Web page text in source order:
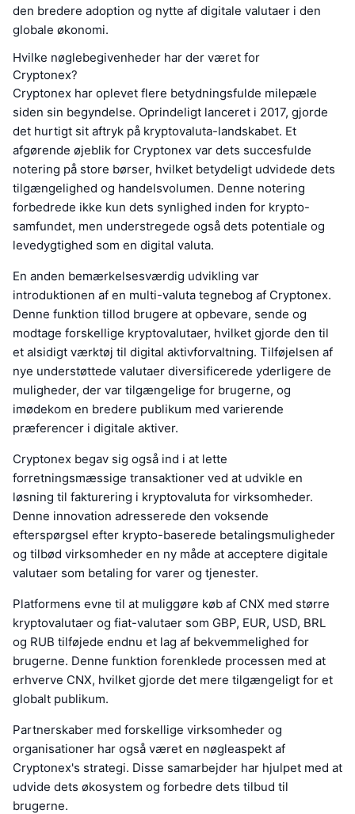
den bredere adoption og nytte af digitale valutaer i den
globale økonomi.
Hvilke nøglebegivenheder har der været for
Cryptonex?
Cryptonex har oplevet flere betydningsfulde milepæle
siden sin begyndelse. Oprindeligt lanceret i 2017, gjorde
det hurtigt sit aftryk på kryptovaluta-landskabet. Et
afgørende øjeblik for Cryptonex var dets succesfulde
notering på store børser, hvilket betydeligt udvidede dets
tilgængelighed og handelsvolumen. Denne notering
forbedrede ikke kun dets synlighed inden for krypto-
samfundet, men understregede også dets potentiale og
levedygtighed som en digital valuta.
En anden bemærkelsesværdig udvikling var
introduktionen af en multi-valuta tegnebog af Cryptonex.
Denne funktion tillod brugere at opbevare, sende og
modtage forskellige kryptovalutaer, hvilket gjorde den til
et alsidigt værktøj til digital aktivforvaltning. Tilføjelsen af
nye understøttede valutaer diversificerede yderligere de
muligheder, der var tilgængelige for brugerne, og
imødekom en bredere publikum med varierende
præferencer i digitale aktiver.
Cryptonex begav sig også ind i at lette
forretningsmæssige transaktioner ved at udvikle en
løsning til fakturering i kryptovaluta for virksomheder.
Denne innovation adresserede den voksende
efterspørgsel efter krypto-baserede betalingsmuligheder
og tilbød virksomheder en ny måde at acceptere digitale
valutaer som betaling for varer og tjenester.
Platformens evne til at muliggøre køb af CNX med større
kryptovalutaer og fiat-valutaer som GBP, EUR, USD, BRL
og RUB tilføjede endnu et lag af bekvemmelighed for
brugerne. Denne funktion forenklede processen med at
erhverve CNX, hvilket gjorde det mere tilgængeligt for et
globalt publikum.
Partnerskaber med forskellige virksomheder og
organisationer har også været en nøgleaspekt af
Cryptonex's strategi. Disse samarbejder har hjulpet med at
udvide dets økosystem og forbedre dets tilbud til
brugerne.